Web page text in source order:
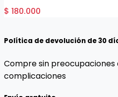
$ 180.000
Política de devolución de 30
Compre sin preocupaciones
complicaciones